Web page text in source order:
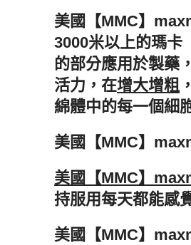
美國【MMC】
3000米以上的瑪卡
的部分應用於製藥
活力，在增大增粗 ，
綿體中的每一個細
美國【MMC】
美國【MMC】
持服用每天都能感
美國【MMC】